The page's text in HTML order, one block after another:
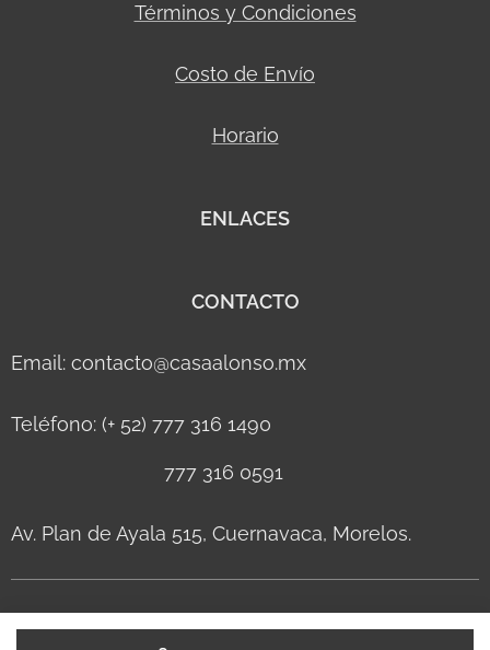
Términos y Condiciones
Costo de Envío
Horario
ENLACES
CONTACTO
Email: contacto@casaalonso.mx
Teléfono: (+ 52) 777 316 1490
777 316 0591
Av. Plan de Ayala 515, Cuernavaca, Morelos.